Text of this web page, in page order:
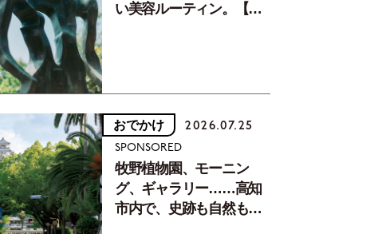
い美容ルーティン。【中
おでかけ 2026.07.25
SPONSORED
牧野植物園、モーニン
グ、ギャラリー……高知
市内で、史跡も自然もグ